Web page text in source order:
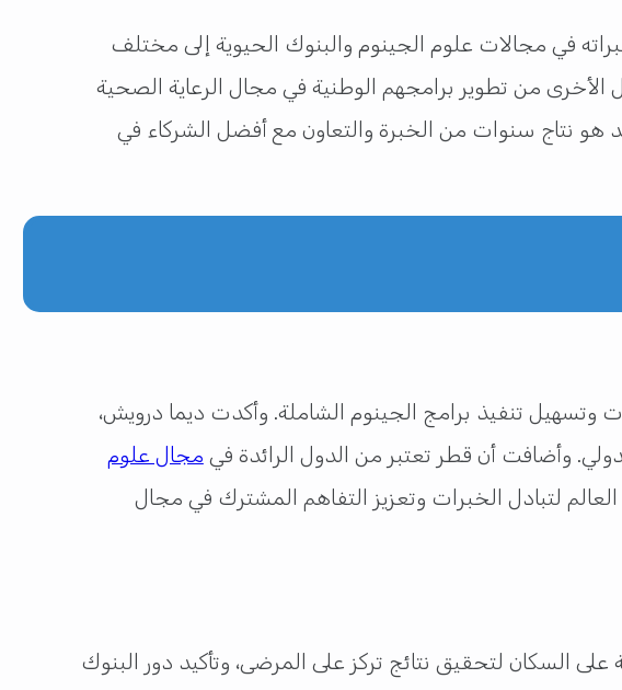
في مجالات علوم الجينوم والبنوك الحيوية إلى مختلف
من تطوير برامجهم الوطنية في مجال الرعاية الصحية
هو نتاج سنوات من الخبرة والتعاون مع أفضل الشركاء في
تنفيذ برامج الجينوم الشاملة. وأكدت ديما درويش،
وأضافت أن قطر تعتبر من الدول الرائدة في مجال علوم
لتبادل الخبرات وتعزيز التفاهم المشترك في مجال
السكان لتحقيق نتائج تركز على المرضى، وتأكيد دور البنوك